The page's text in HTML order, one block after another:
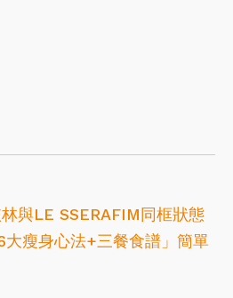
與LE SSERAFIM同框狀態
瘦身心法+三餐食譜」簡單